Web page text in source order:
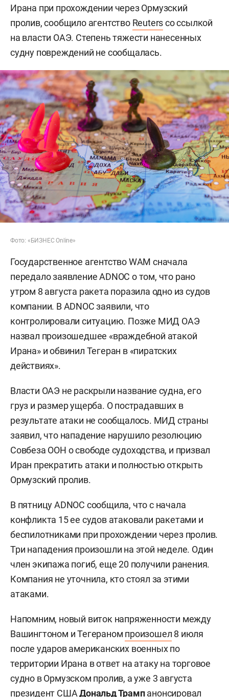
Ирана при прохождении через Ормузский
пролив, сообщило агентство Reutersсо ссылкой
на власти ОАЭ. Степень тяжести нанесенных
судну повреждений не сообщалась.
Фото: «БИЗНЕС Online»
Государственное агентство WAM сначала
передало заявление ADNOC о том, что рано
утром 8 августа ракета поразила одно из судов
компании. В ADNOC заявили, что
контролировали ситуацию. Позже МИД ОАЭ
назвал произошедшее «враждебной атакой
Ирана» и обвинил Тегеран в «пиратских
действиях».
Власти ОАЭ не раскрыли название судна, его
груз и размер ущерба. О пострадавших в
результате атаки не сообщалось. МИД страны
заявил, что нападение нарушило резолюцию
Совбеза ООН о свободе судоходства, и призвал
Иран прекратить атаки и полностью открыть
Ормузский пролив.
В пятницу ADNOC сообщила, что с начала
конфликта 15 ее судов атаковали ракетами и
беспилотниками при прохождении через пролив.
Три нападения произошли на этой неделе. Один
член экипажа погиб, еще 20 получили ранения.
Компания не уточнила, кто стоял за этими
атаками.
Напомним, новый виток напряженности между
Вашингтоном и Тегераном произошел 8 июля
после ударов американских военных по
территории Ирана в ответ на атаку на торговое
судно в Ормузском пролив, а уже 3 августа
президент СШАДональд Трамп анонсировал